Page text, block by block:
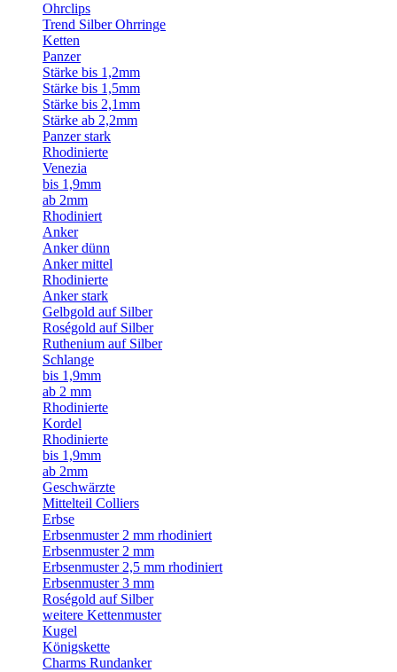
Ohrclips
Trend Silber Ohrringe
Ketten
Panzer
Stärke bis 1,2mm
Stärke bis 1,5mm
Stärke bis 2,1mm
Stärke ab 2,2mm
Panzer stark
Rhodinierte
Venezia
bis 1,9mm
ab 2mm
Rhodiniert
Anker
Anker dünn
Anker mittel
Rhodinierte
Anker stark
Gelbgold auf Silber
Roségold auf Silber
Ruthenium auf Silber
Schlange
bis 1,9mm
ab 2 mm
Rhodinierte
Kordel
Rhodinierte
bis 1,9mm
ab 2mm
Geschwärzte
Mittelteil Colliers
Erbse
Erbsenmuster 2 mm rhodiniert
Erbsenmuster 2 mm
Erbsenmuster 2,5 mm rhodiniert
Erbsenmuster 3 mm
Roségold auf Silber
weitere Kettenmuster
Kugel
Königskette
Charms Rundanker